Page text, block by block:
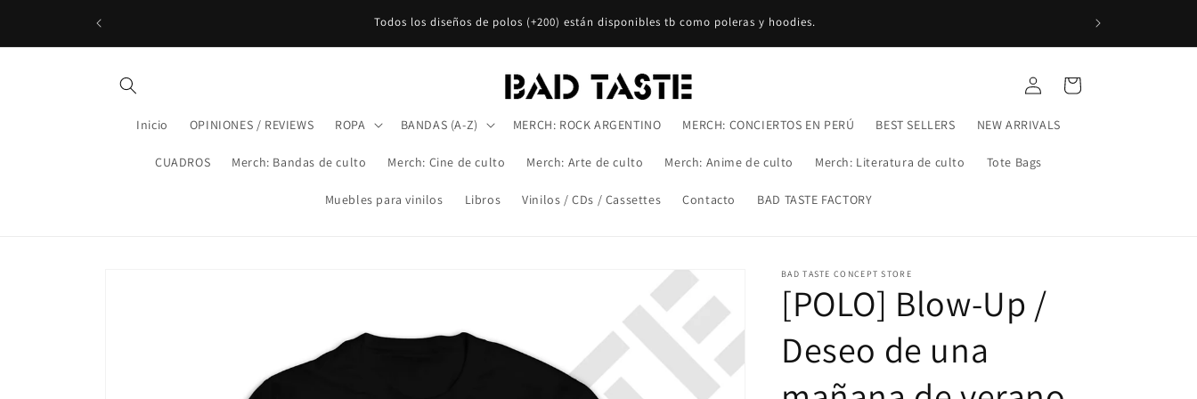
Todos los diseños de polos (+200) están disponibles tb como poleras y hoodies.
Inicio OPINIONES / REVIEWS ROPA BANDAS (A-Z) MERCH: ROCK ARGENTINO MERCH: CONCIERTOS EN PERÚ BEST SELLERS NEW ARRIVALS
CUADROS Merch: Bandas de culto Merch: Cine de culto Merch: Arte de culto Merch: Anime de culto Merch: Literatura de culto Tote Bags
Muebles para vinilos Libros Vinilos / CDs / Cassettes Contacto BAD TASTE FACTORY
Iniciar
sesión
Carrito
BAD TASTE CONCEPT STORE
[POLO] Blow-Up /
Deseo de una